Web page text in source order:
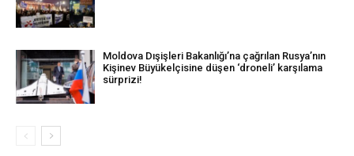
Moldova Dışişleri Bakanlığı’na çağrılan Rusya’nın
Kişinev Büyükelçisine düşen ‘droneli’ karşılama
sürprizi!